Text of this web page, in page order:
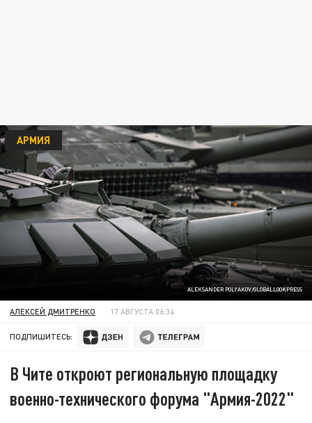
ALEKSANDER POLYAKOV/GLOBALLOOKPRESS
АРМИЯ
АЛЕКСЕЙ ДМИТРЕНКО 17 АВГУСТА 06:34
ПОДПИШИТЕСЬ:
В Чите откроют региональную площадку
военно-технического форума "Армия-2022"